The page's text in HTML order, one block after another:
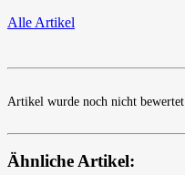
Alle Artikel
Artikel wurde noch nicht bewertet.
Ähnliche Artikel: